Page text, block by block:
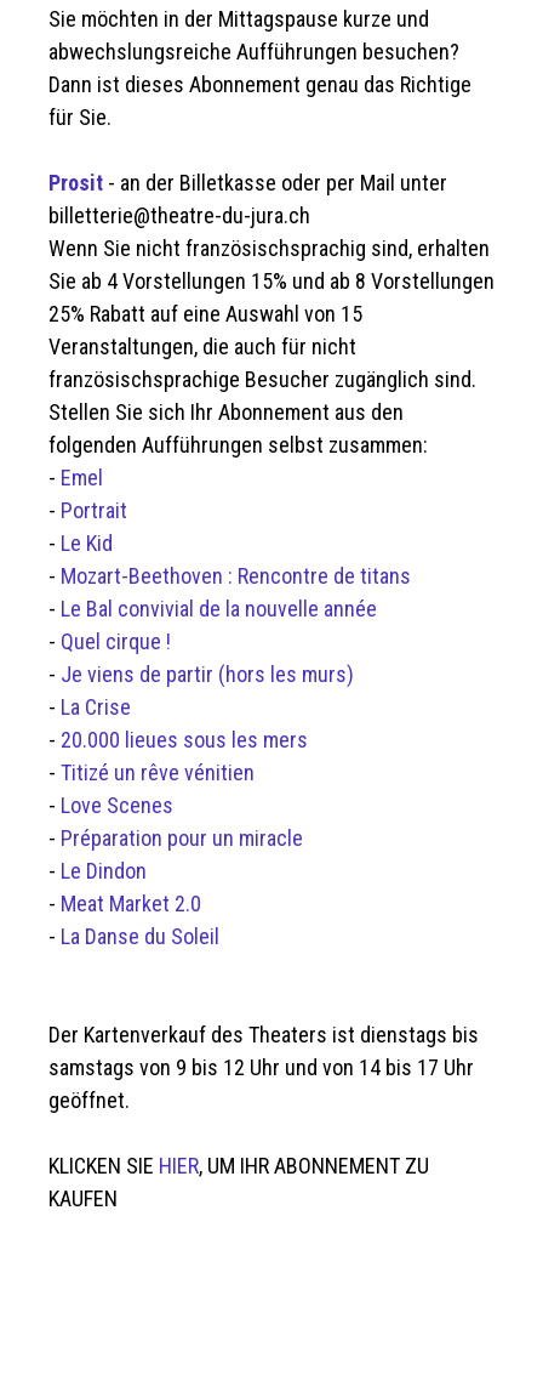
Sie möchten in der Mittagspause kurze und
abwechslungsreiche Aufführungen besuchen?
Dann ist dieses Abonnement genau das Richtige
für Sie.
Prosit - an der Billetkasse oder per Mail unter
billetterie@theatre-du-jura.ch
Wenn Sie nicht französischsprachig sind, erhalten
Sie ab 4 Vorstellungen 15% und ab 8 Vorstellungen
25% Rabatt auf eine Auswahl von 15
Veranstaltungen, die auch für nicht
französischsprachige Besucher zugänglich sind.
Stellen Sie sich Ihr Abonnement aus den
folgenden Aufführungen selbst zusammen:
- Emel
- Portrait
- Le Kid
- Mozart-Beethoven : Rencontre de titans
- Le Bal convivial de la nouvelle année
- Quel cirque !
- Je viens de partir (hors les murs)
- La Crise
- 20.000 lieues sous les mers
- Titizé un rêve vénitien
- Love Scenes
- Préparation pour un miracle
- Le Dindon
- Meat Market 2.0
- La Danse du Soleil
Der Kartenverkauf des Theaters ist dienstags bis
samstags von 9 bis 12 Uhr und von 14 bis 17 Uhr
geöffnet.
KLICKEN SIE HIER, UM IHR ABONNEMENT ZU
KAUFEN